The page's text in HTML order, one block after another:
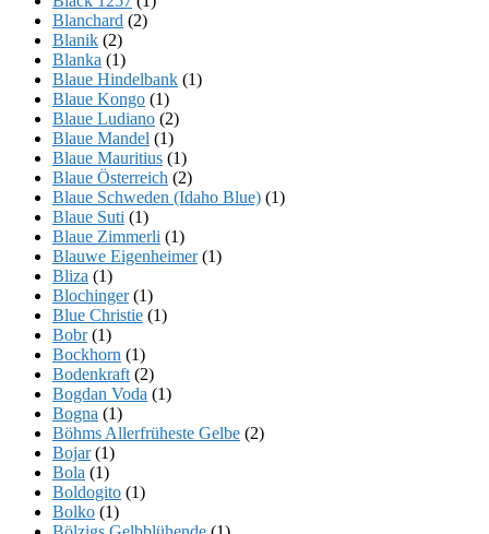
Blanchard (2)
Blanik (2)
Blanka (1)
Blaue Hindelbank (1)
Blaue Kongo (1)
Blaue Ludiano (2)
Blaue Mandel (1)
Blaue Mauritius (1)
Blaue Österreich (2)
Blaue Schweden (Idaho Blue) (1)
Blaue Suti (1)
Blaue Zimmerli (1)
Blauwe Eigenheimer(1)
Bliza (1)
Blochinger(1)
Blue Christie (1)
Bobr(1)
Bockhorn (1)
Bodenkraft (2)
Bogdan Voda (1)
Bogna (1)
Böhms Allerfrüheste Gelbe (2)
Bojar(1)
Bola (1)
Boldogito (1)
Bolko (1)